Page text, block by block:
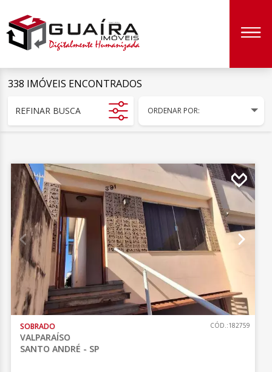
338 IMÓVEIS ENCONTRADOS
REFINAR BUSCA ORDENAR POR:
SOBRADO
VALPARAÍSO
SANTO ANDRÉ - SP
CÓD.:182759